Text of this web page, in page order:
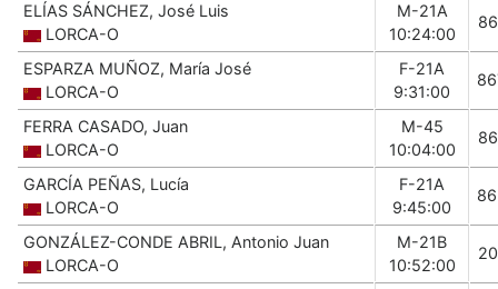
ELÍAS SÁNCHEZ, José Luis
LORCA-O
M-21A
10:24:00
ESPARZA MUÑOZ, María José
LORCA-O
F-21A
9:31:00
FERRA CASADO, Juan
LORCA-O
M-45
10:04:00
GARCÍA PEÑAS, Lucía
LORCA-O
F-21A
9:45:00
GONZÁLEZ-CONDE ABRIL, Antonio Juan
LORCA-O
M-21B
10:52:00